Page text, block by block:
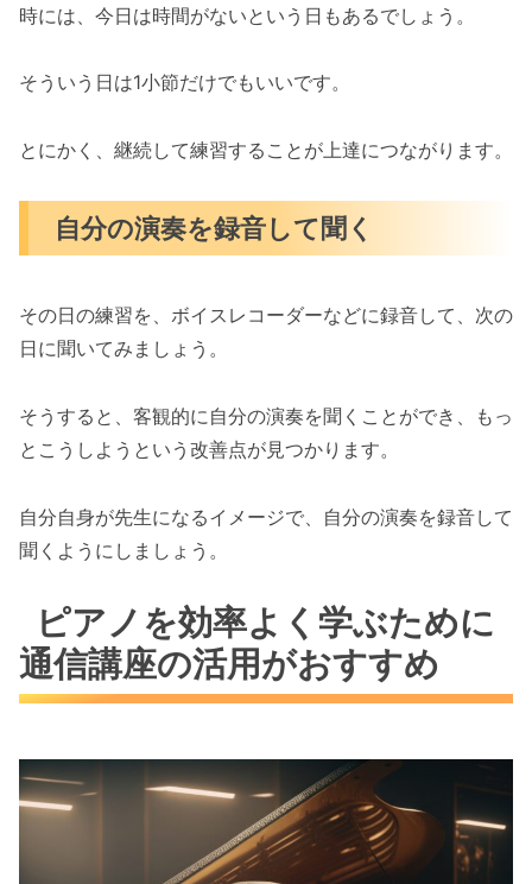
時には、今日は時間がないという日もあるでしょう。
そういう日は1小節だけでもいいです。
とにかく、継続して練習することが上達につながります。
自分の演奏を録音して聞く
その日の練習を、ボイスレコーダーなどに録音して、次の
日に聞いてみましょう。
そうすると、客観的に自分の演奏を聞くことができ、もっ
とこうしようという改善点が見つかります。
自分自身が先生になるイメージで、自分の演奏を録音して
聞くようにしましょう。
ピアノを効率よく学ぶために
通信講座の活用がおすすめ